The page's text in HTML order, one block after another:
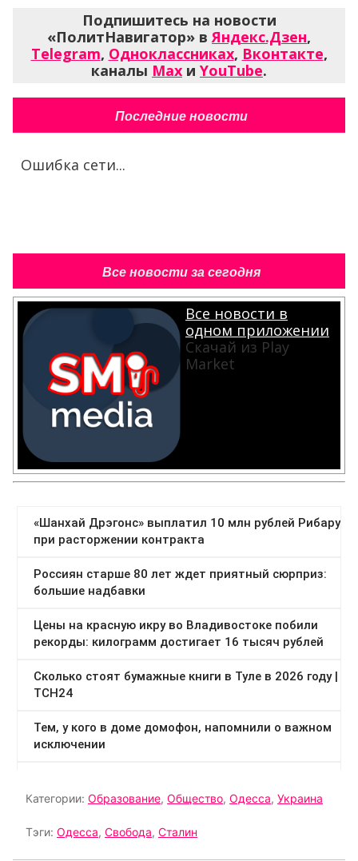
Подпишитесь на новости
«ПолитНавигатор» вЯндекс.Дзен,
Telegram, Одноклассниках, Вконтакте,
каналы Max и YouTube.
Последние новости
Ошибка сети...
Все новости за сегодня
Все новости в
одном приложении
Скачай из Play
Market
Категории: Образование, Общество, Одесса, Украина
Тэги: Одесса, Свобода, Сталин